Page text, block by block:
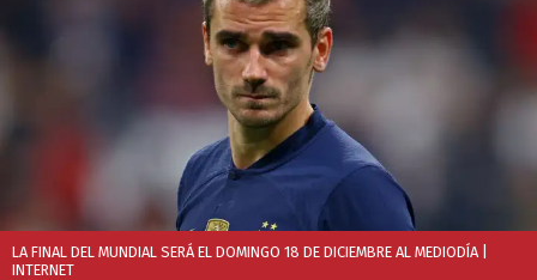
LA FINAL DEL MUNDIAL SERÁ EL DOMINGO 18 DE DICIEMBRE AL MEDIODÍA
INTERNET